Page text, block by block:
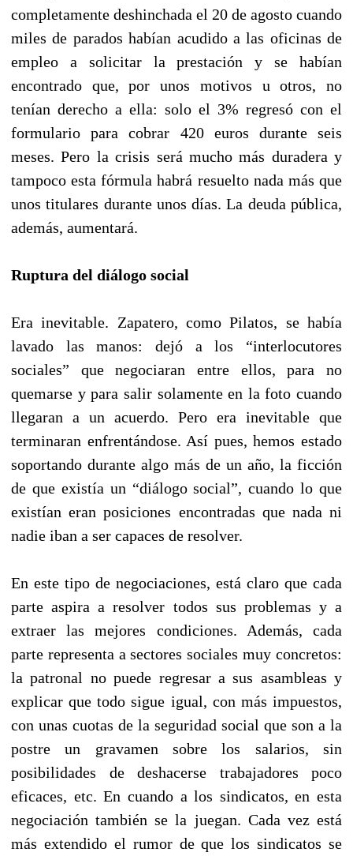
completamente deshinchada el 20 de agosto cuando
miles de parados habían acudido a las oficinas de
empleo a solicitar la prestación y se habían
encontrado que, por unos motivos u otros, no
tenían derecho a ella: solo el 3% regresó con el
formulario para cobrar 420 euros durante seis
meses. Pero la crisis será mucho más duradera y
tampoco esta fórmula habrá resuelto nada más que
unos titulares durante unos días. La deuda pública,
además, aumentará.
Ruptura del diálogo social
Era inevitable. Zapatero, como Pilatos, se había
lavado las manos: dejó a los “interlocutores
sociales” que negociaran entre ellos, para no
quemarse y para salir solamente en la foto cuando
llegaran a un acuerdo. Pero era inevitable que
terminaran enfrentándose. Así pues, hemos estado
soportando durante algo más de un año, la ficción
de que existía un “diálogo social”, cuando lo que
existían eran posiciones encontradas que nada ni
nadie iban a ser capaces de resolver.
En este tipo de negociaciones, está claro que cada
parte aspira a resolver todos sus problemas y a
extraer las mejores condiciones. Además, cada
parte representa a sectores sociales muy concretos:
la patronal no puede regresar a sus asambleas y
explicar que todo sigue igual, con más impuestos,
con unas cuotas de la seguridad social que son a la
postre un gravamen sobre los salarios, sin
posibilidades de deshacerse trabajadores poco
eficaces, etc. En cuando a los sindicatos, en esta
negociación también se la juegan. Cada vez está
más extendido el rumor de que los sindicatos se